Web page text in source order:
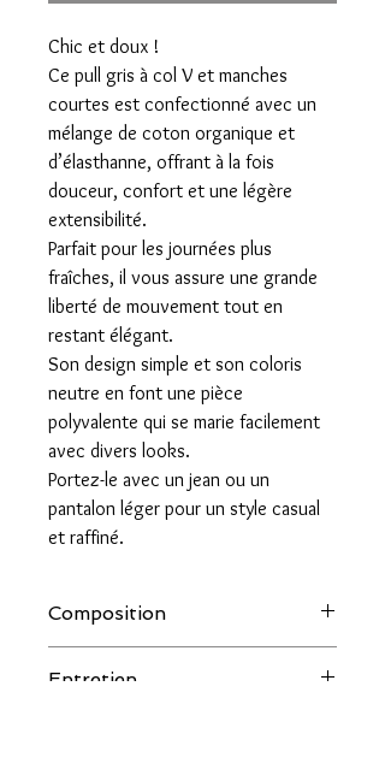
Chic et doux !
Ce pull gris à col V et manches
courtes est confectionné avec un
mélange de coton organique et
d’élasthanne, offrant à la fois
douceur, confort et une légère
extensibilité.
Parfait pour les journées plus
fraîches, il vous assure une grande
liberté de mouvement tout en
restant élégant.
Son design simple et son coloris
neutre en font une pièce
polyvalente qui se marie facilement
avec divers looks.
Portez-le avec un jean ou un
pantalon léger pour un style casual
et raffiné.
Composition
ELASTHANNE
Entretien